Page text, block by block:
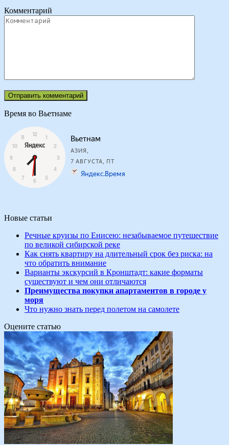
Комментарий
Время во Вьетнаме
Новые статьи
Речные круизы по Енисею: незабываемое путешествие
по великой сибирской реке
Как снять квартиру на длительный срок без риска: на
что обратить внимание
Варианты экскурсий в Кронштадт: какие форматы
существуют и чем они отличаются
Преимущества покупки апартаментов в городе у
моря
Что нужно знать перед полетом на самолете
Оцените статью